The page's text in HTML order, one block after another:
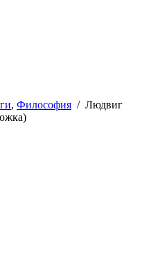
, Философия / Людвиг